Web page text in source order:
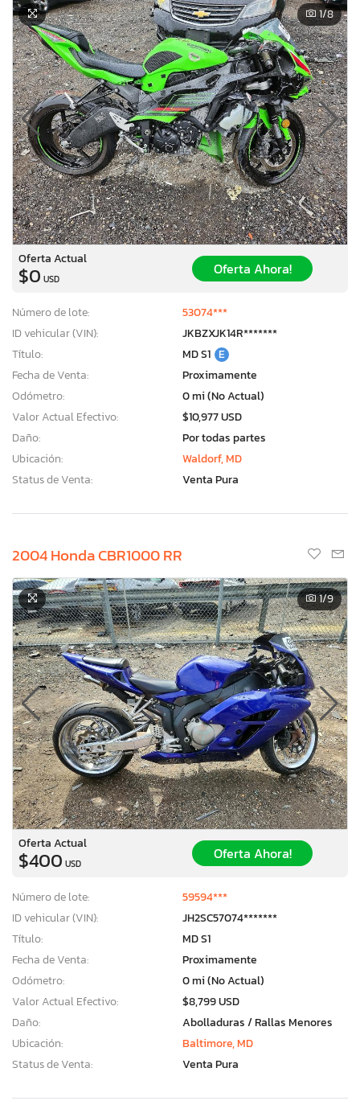
1/8
Oferta Actual
$0 USD
Oferta Ahora!
Número de lote:
53074***
ID vehicular (VIN):
JKBZXJK14R*******
Título:
MD S1 E
Fecha de Venta:
Proximamente
Odómetro:
0 mi (No Actual)
Valor Actual Efectivo:
$10,977 USD
Daño:
Por todas partes
Ubicación:
Waldorf, MD
Status de Venta:
Venta Pura
2004 Honda CBR1000 RR
1/9
Oferta Actual
$400 USD
Oferta Ahora!
Número de lote:
59594***
ID vehicular (VIN):
JH2SC57074*******
Título:
MD S1
Fecha de Venta:
Proximamente
Odómetro:
0 mi (No Actual)
Valor Actual Efectivo:
$8,799 USD
Daño:
Abolladuras / Rallas Menores
Ubicación:
Baltimore, MD
Status de Venta:
Venta Pura